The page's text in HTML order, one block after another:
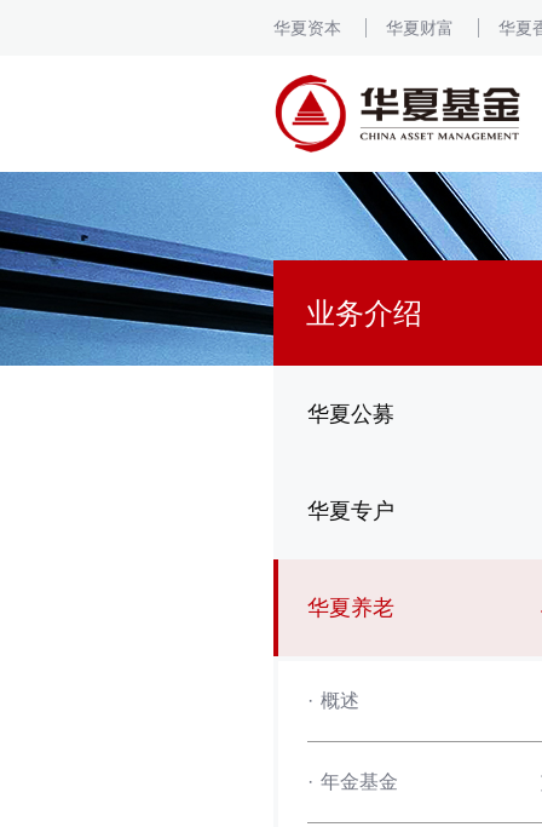
华夏资本 华夏财富 华夏
业务介绍
华夏公募
华夏专户
华夏养老
· 概述
· 年金基金